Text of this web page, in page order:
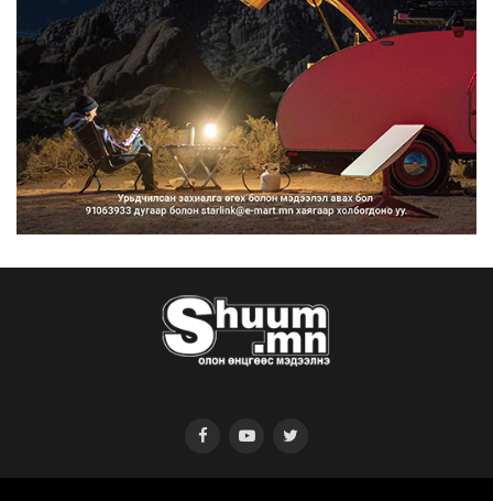
“Улаанбаатар трам” төсөл
хэрэгжсэнээр жилд 446...
2026/08/06
Автомашины улсын дугаар тэгш
тоогоор төгссөн бол ө...